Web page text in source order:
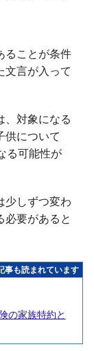
ることが条件
文言が入って
、対象になる
供について
る可能性が
少しずつ変わ
必要があると
事も読まれています
の家族特約と